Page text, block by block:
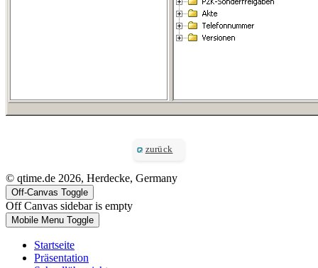
zurück
© qtime.de 2026, Herdecke, Germany
Off-Canvas Toggle
Off Canvas sidebar is empty
Mobile Menu Toggle
Startseite
Präsentation